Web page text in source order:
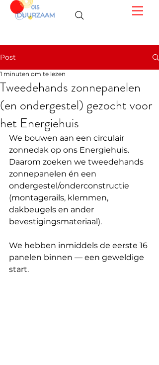
Post
Tweedehands zonnepanelen
(en ondergestel) gezocht voor
het Energiehuis
1 minuten om te lezen
We bouwen aan een circulair
zonnedak op ons Energiehuis.
Daarom zoeken we tweedehands
zonnepanelen én een
ondergestel/onderconstructie
(montagerails, klemmen,
dakbeugels en ander
bevestigingsmateriaal).
We hebben inmiddels de eerste 16
panelen binnen — een geweldige
start.